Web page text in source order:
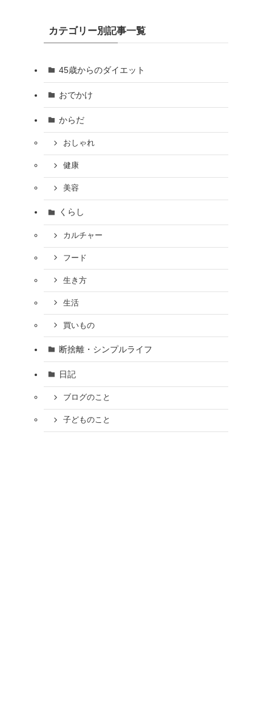
カテゴリー別記事一覧
45歳からのダイエット
おでかけ
からだ
おしゃれ
健康
美容
くらし
カルチャー
フード
生き方
生活
買いもの
断捨離・シンプルライフ
日記
ブログのこと
子どものこと